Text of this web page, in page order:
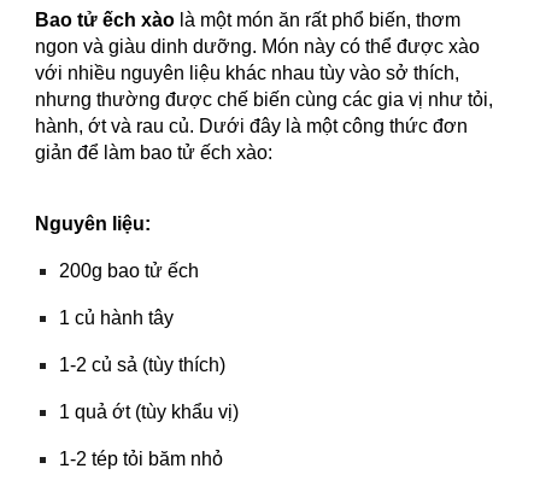
Bao tử ếch xào là một món ăn rất phổ biến, thơm
ngon và giàu dinh dưỡng. Món này có thể được xào
với nhiều nguyên liệu khác nhau tùy vào sở thích,
nhưng thường được chế biến cùng các gia vị như tỏi,
hành, ớt và rau củ. Dưới đây là một công thức đơn
giản để làm bao tử ếch xào:
Nguyên liệu:
200g bao tử ếch
1 củ hành tây
1-2 củ sả (tùy thích)
1 quả ớt (tùy khẩu vị)
1-2 tép tỏi băm nhỏ